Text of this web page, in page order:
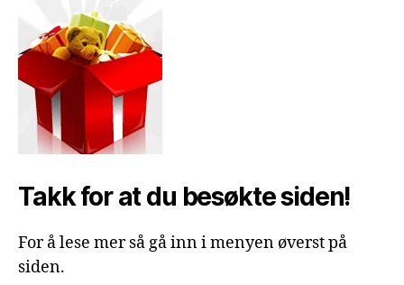
Takk for at du besøkte siden!
For å lese mer så gå inn i menyen øverst på
siden.